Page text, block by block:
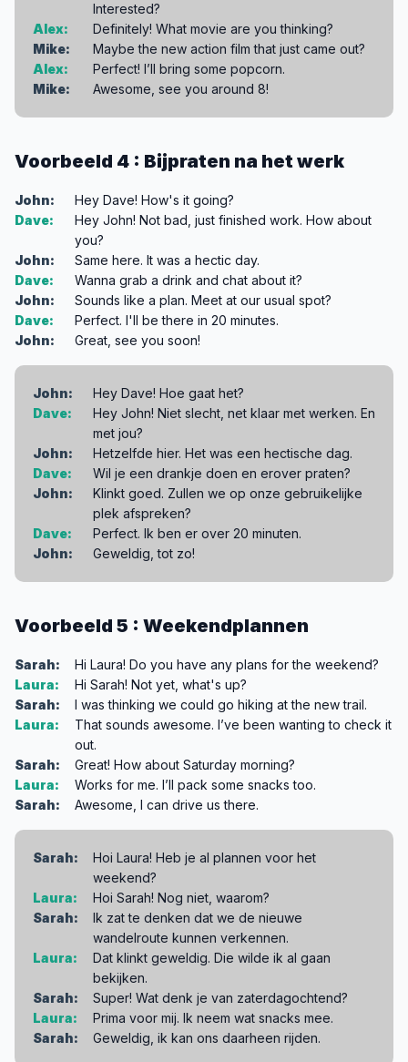
Interested?
Alex:
Definitely! What movie are you thinking?
Mike:
Maybe the new action film that just came out?
Alex:
Perfect! I’ll bring some popcorn.
Mike:
Awesome, see you around 8!
Voorbeeld 4 : Bijpraten na het werk
John:
Hey Dave! How's it going?
Dave:
Hey John! Not bad, just finished work. How about
you?
John:
Same here. It was a hectic day.
Dave:
Wanna grab a drink and chat about it?
John:
Sounds like a plan. Meet at our usual spot?
Dave:
Perfect. I'll be there in 20 minutes.
John:
Great, see you soon!
John:
Hey Dave! Hoe gaat het?
Dave:
Hey John! Niet slecht, net klaar met werken. En
met jou?
John:
Hetzelfde hier. Het was een hectische dag.
Dave:
Wil je een drankje doen en erover praten?
John:
Klinkt goed. Zullen we op onze gebruikelijke
plek afspreken?
Dave:
Perfect. Ik ben er over 20 minuten.
John:
Geweldig, tot zo!
Voorbeeld 5 : Weekendplannen
Sarah:
Hi Laura! Do you have any plans for the weekend?
Laura:
Hi Sarah! Not yet, what's up?
Sarah:
I was thinking we could go hiking at the new trail.
Laura:
That sounds awesome. I’ve been wanting to check it
out.
Sarah:
Great! How about Saturday morning?
Laura:
Works for me. I’ll pack some snacks too.
Sarah:
Awesome, I can drive us there.
Sarah:
Hoi Laura! Heb je al plannen voor het
weekend?
Laura:
Hoi Sarah! Nog niet, waarom?
Sarah:
Ik zat te denken dat we de nieuwe
wandelroute kunnen verkennen.
Laura:
Dat klinkt geweldig. Die wilde ik al gaan
bekijken.
Sarah:
Super! Wat denk je van zaterdagochtend?
Laura:
Prima voor mij. Ik neem wat snacks mee.
Sarah:
Geweldig, ik kan ons daarheen rijden.